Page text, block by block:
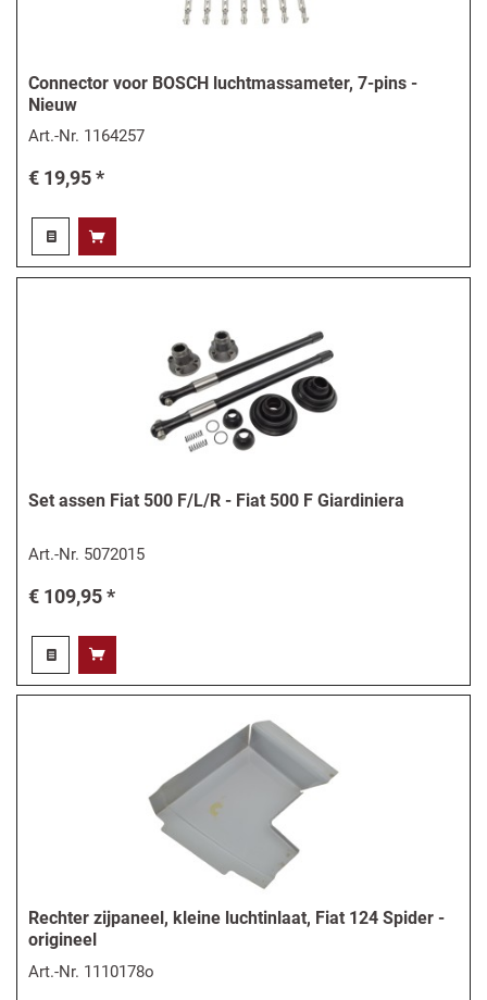
Connector voor BOSCH luchtmassameter, 7-pins -
Nieuw
Art.-Nr. 1164257
€ 19,95 *
Set assen Fiat 500 F/L/R - Fiat 500 F Giardiniera
Art.-Nr. 5072015
€ 109,95 *
Rechter zijpaneel, kleine luchtinlaat, Fiat 124 Spider -
origineel
Art.-Nr. 1110178o